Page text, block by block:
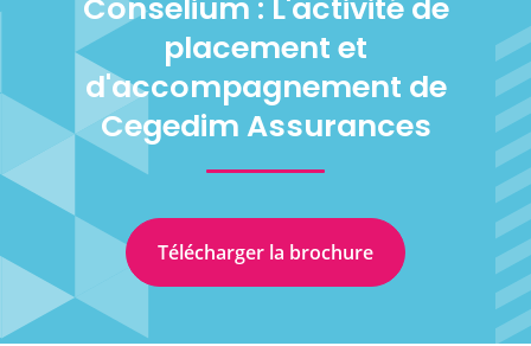
Conselium : L'activité de
placement et
d'accompagnement de
Cegedim Assurances
Télécharger la brochure